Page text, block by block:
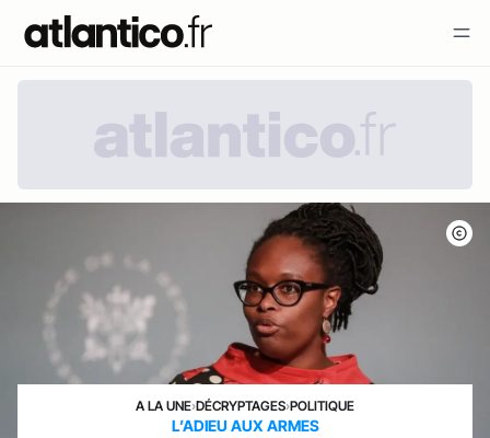
A LA UNE›DÉCRYPTAGES›POLITIQUE
L’ADIEU AUX ARMES